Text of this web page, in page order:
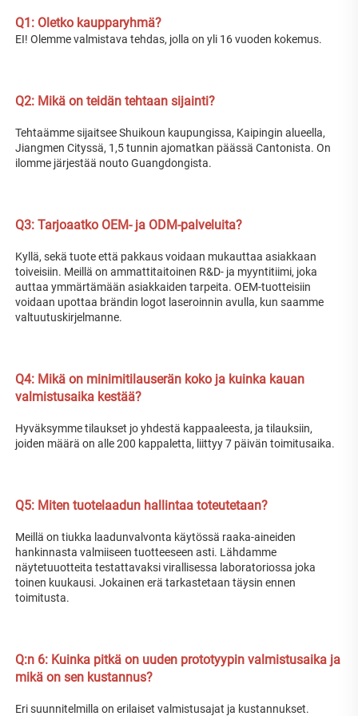
Q1: Oletko kaupparyhmä?
EI! Olemme valmistava tehdas, jolla on yli 16 vuoden kokemus.
Q2: Mikä on teidän tehtaan sijainti?
Tehtaämme sijaitsee Shuikoun kaupungissa, Kaipingin alueella,
Jiangmen Cityssä, 1,5 tunnin ajomatkan päässä Cantonista. On
ilomme järjestää nouto Guangdongista.
Q3: Tarjoaatko OEM- ja ODM-palveluita?
Kyllä, sekä tuote että pakkaus voidaan mukauttaa asiakkaan
toiveisiin. Meillä on ammattitaitoinen R&D- ja myyntitiimi, joka
auttaa ymmärtämään asiakkaiden tarpeita. OEM-tuotteisiin
voidaan upottaa brändin logot laseroinnin avulla, kun saamme
valtuutuskirjelmanne.
Q4: Mikä on minimitilauserän koko ja kuinka kauan
valmistusaika kestää?
Hyväksymme tilaukset jo yhdestä kappaaleesta, ja tilauksiin,
joiden määrä on alle 200 kappaletta, liittyy 7 päivän toimitusaika.
Q5: Miten tuotelaadun hallintaa toteutetaan?
Meillä on tiukka laadunvalvonta käytössä raaka-aineiden
hankinnasta valmiiseen tuotteeseen asti. Lähdamme
näytetuuotteita testattavaksi virallisessa laboratoriossa joka
toinen kuukausi. Jokainen erä tarkastetaan täysin ennen
toimitusta.
Q:n 6: Kuinka pitkä on uuden prototyypin valmistusaika ja
mikä on sen kustannus?
Eri suunnitelmilla on erilaiset valmistusajat ja kustannukset.